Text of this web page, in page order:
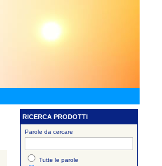
RICERCA PRODOTTI
Parole da cercare
Tutte le parole